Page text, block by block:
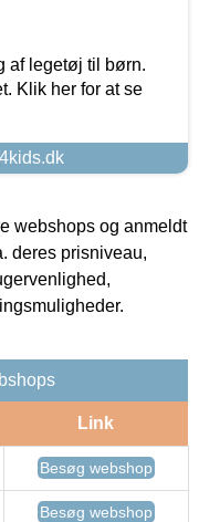
af legetøj til børn.
Klik her for at se
webshops og anmeldt
deres prisniveau,
Link
Besøg webshop
Besøg webshop